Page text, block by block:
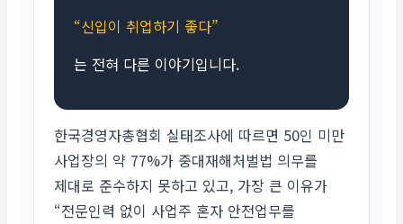
“신입이 취업하기 좋다”
는 전혀 다른 이야기입니다.
한국경영자총협회 실태조사에 따르면 50인 미만
사업장의 약 77%가 중대재해처벌법 의무를
제대로 준수하지 못하고 있고, 가장 큰 이유가
“전문인력 없이 사업주 혼자 안전업무를